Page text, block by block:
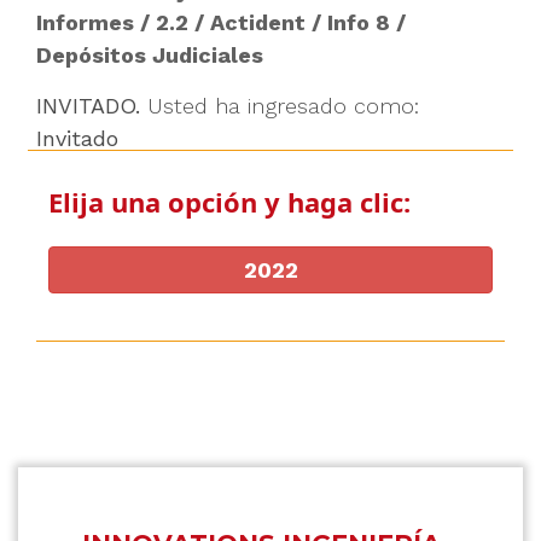
Informes / 2.2 / Actident / Info 8 /
Depósitos Judiciales
INVITADO. Usted ha ingresado como:
Invitado
Elija una opción y haga clic:
2022